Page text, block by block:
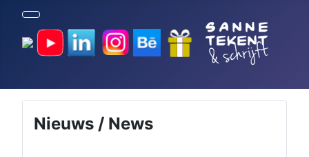
Nieuws / News